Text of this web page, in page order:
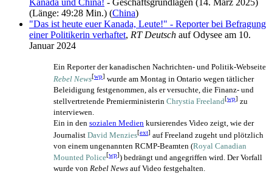
Kanada und China! - Geschäftsgrundlagen (14. März 2025)
(Länge: 49:28 Min.) (China)
"Das ist heute euer Kanada, Leute!" - Reporter bei Befragung
einer Politikerin verhaftet, RT Deutsch auf Odysee am 10.
Januar 2024
Ein Reporter der kanadischen Nachrichten- und Politik-Webseite
Rebel News[wp] wurde am Montag in Ontario wegen tätlicher
Beleidigung festgenommen, als er versuchte, die Finanz- und
stellvertretende Premierministerin Chrystia Freeland[wp] zu
interviewen.
Ein in den sozialen Medien kursierendes Video zeigt, wie der
Journalist David Menzies[ext] auf Freeland zugeht und plötzlich
von einem ungenannten RCMP-Beamten (Royal Canadian
Mounted Police[wp]) bedrängt und angegriffen wird. Der Vorfall
wurde von Rebel News auf Video festgehalten.